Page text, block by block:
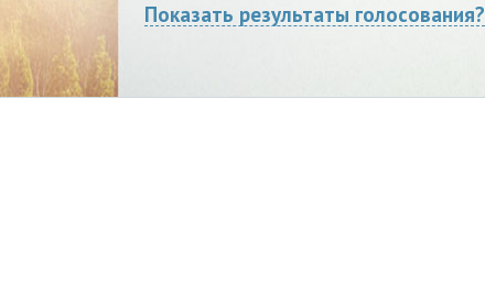
Показать результаты голосования?